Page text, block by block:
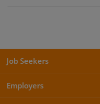
Job Seekers
Employers